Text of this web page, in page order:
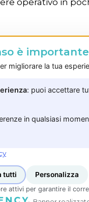
05783240657
è importante
migliorare la tua
: puoi accettare
in qualsiasi
tutti Personalizza
attivi per garantire il